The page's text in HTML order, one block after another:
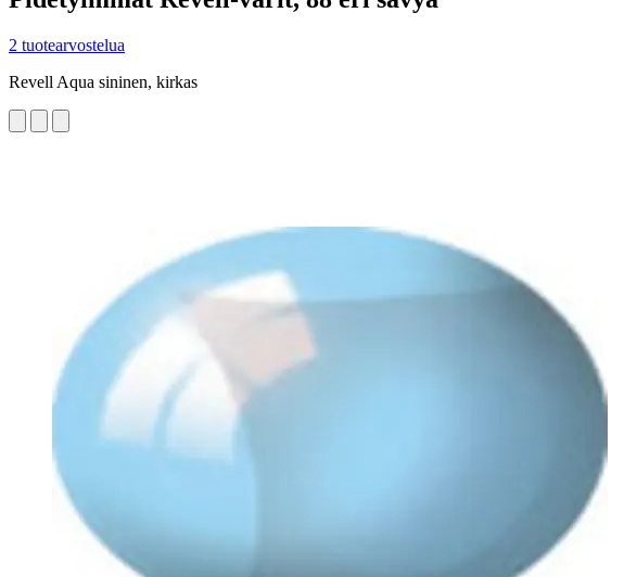
2 tuotearvostelua
Revell Aqua sininen, kirkas